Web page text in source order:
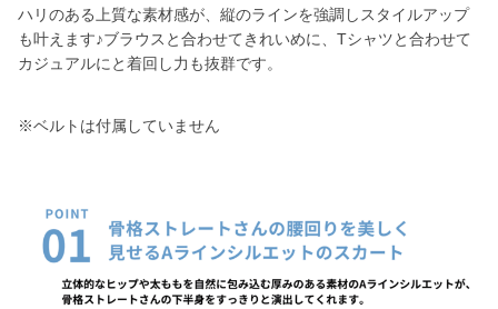
ハリのある上質な素材感が、縦のラインを強調しスタイルアップ
も叶えます♪ブラウスと合わせてきれいめに、Tシャツと合わせて
カジュアルにと着回し力も抜群です。
※ベルトは付属していません